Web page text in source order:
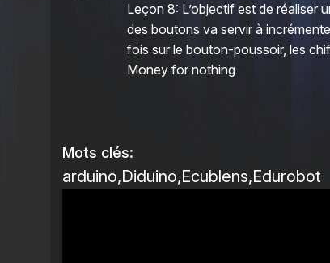
Leçon 8: L’objectif est de réaliser
des boutons va servir à
fois sur le bouton-poussoir, les
Money for nothing
Mots clés:
arduino Diduino Ecublens Edurobot